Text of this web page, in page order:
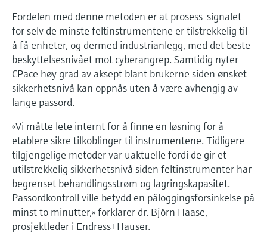
Fordelen med denne metoden er at prosess-signalet
for selv de minste feltinstrumentene er tilstrekkelig til
å få enheter, og dermed industrianlegg, med det beste
beskyttelsesnivået mot cyberangrep. Samtidig nyter
CPace høy grad av aksept blant brukerne siden ønsket
sikkerhetsnivå kan oppnås uten å være avhengig av
lange passord.
«Vi måtte lete internt for å finne en løsning for å
etablere sikre tilkoblinger til instrumentene. Tidligere
tilgjengelige metoder var uaktuelle fordi de gir et
utilstrekkelig sikkerhetsnivå siden feltinstrumenter har
begrenset behandlingsstrøm og lagringskapasitet.
Passordkontroll ville betydd en påloggingsforsinkelse på
minst to minutter,» forklarer dr. Björn Haase,
prosjektleder i Endress+Hauser.